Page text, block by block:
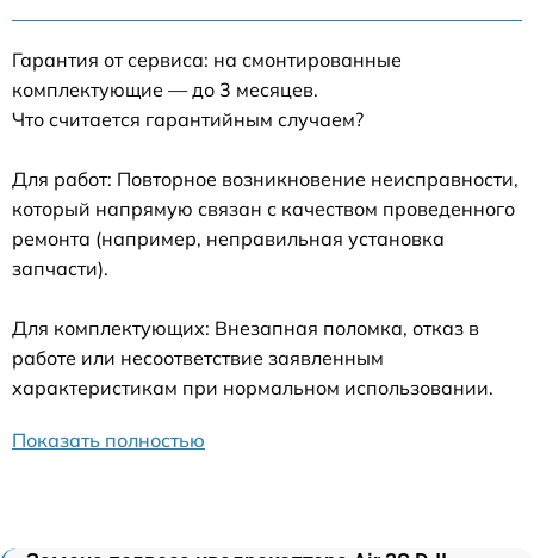
Гарантия от сервиса: на смонтированные
комплектующие — до 3 месяцев.
Что считается гарантийным случаем?
Для работ: Повторное возникновение неисправности,
который напрямую связан с качеством проведенного
ремонта (например, неправильная установка
запчасти).
Для комплектующих: Внезапная поломка, отказ в
работе или несоответствие заявленным
характеристикам при нормальном использовании.
Показать полностью